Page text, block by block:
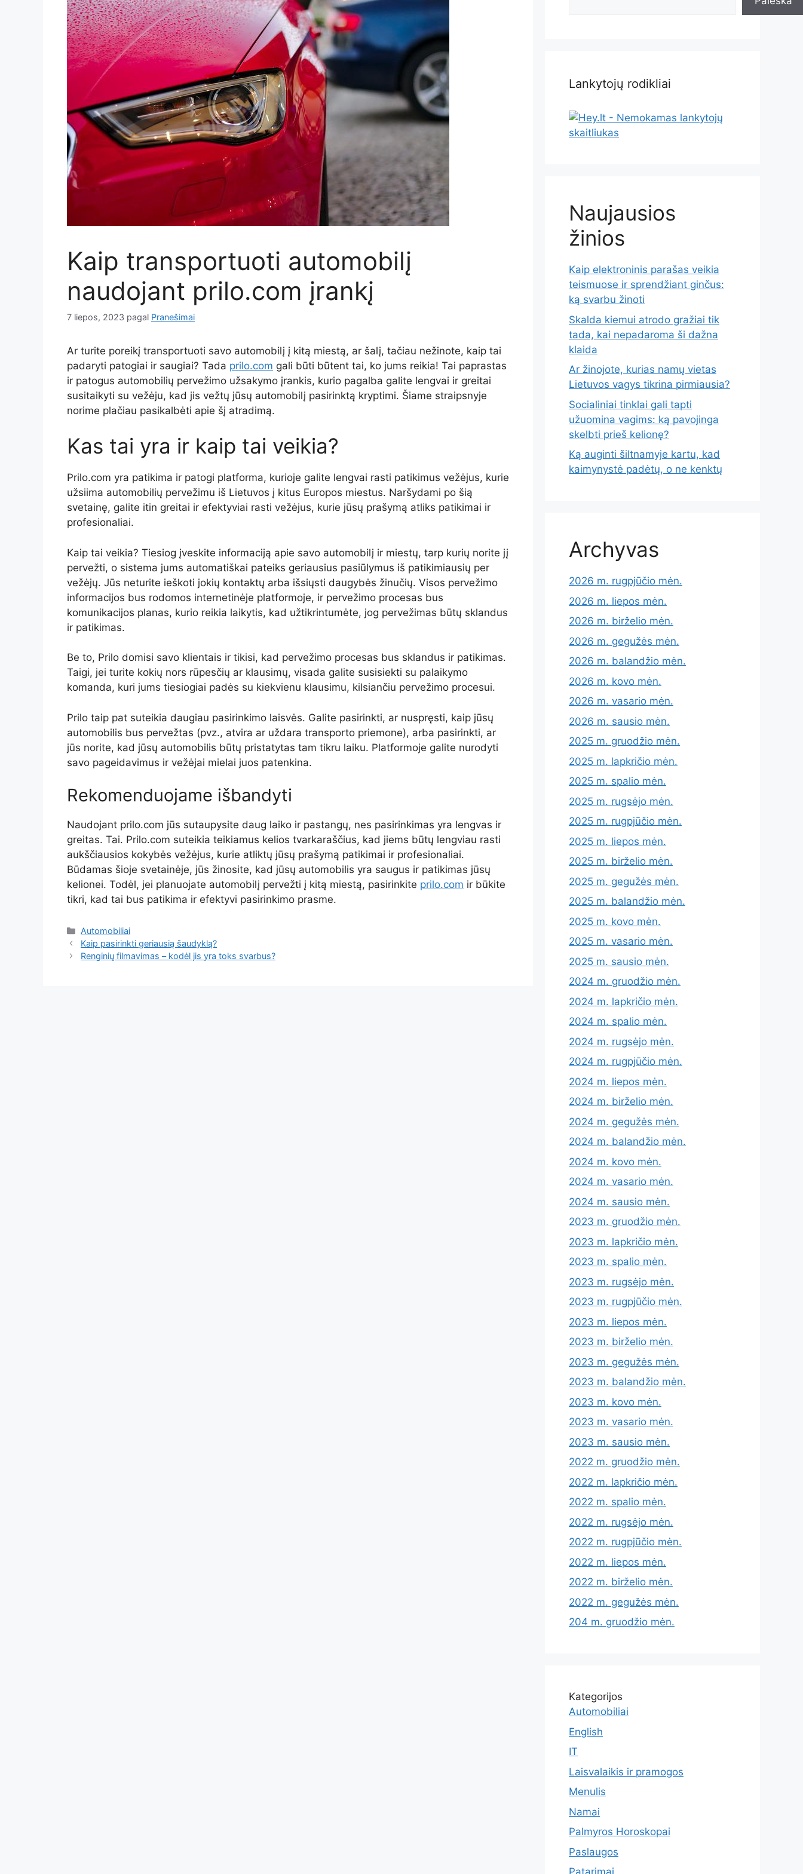
Kaip transportuoti automobilį
naudojant prilo.com įrankį
7 liepos, 2023 pagal Pranešimai
Ar turite poreikį transportuoti savo automobilį į kitą miestą, ar šalį, tačiau nežinote, kaip tai
padaryti patogiai ir saugiai? Tada prilo.com gali būti būtent tai, ko jums reikia! Tai paprastas
ir patogus automobilių pervežimo užsakymo įrankis, kurio pagalba galite lengvai ir greitai
susitaikyti su vežėju, kad jis vežtų jūsų automobilį pasirinktą kryptimi. Šiame straipsnyje
norime plačiau pasikalbėti apie šį atradimą.
Kas tai yra ir kaip tai veikia?
Prilo.com yra patikima ir patogi platforma, kurioje galite lengvai rasti patikimus vežėjus, kurie
užsiima automobilių pervežimu iš Lietuvos į kitus Europos miestus. Naršydami po šią
svetainę, galite itin greitai ir efektyviai rasti vežėjus, kurie jūsų prašymą atliks patikimai ir
profesionaliai.
Kaip tai veikia? Tiesiog įveskite informaciją apie savo automobilį ir miestų, tarp kurių norite jį
pervežti, o sistema jums automatiškai pateiks geriausius pasiūlymus iš patikimiausių per
vežėjų. Jūs neturite ieškoti jokių kontaktų arba išsiųsti daugybės žinučių. Visos pervežimo
informacijos bus rodomos internetinėje platformoje, ir pervežimo procesas bus
komunikacijos planas, kurio reikia laikytis, kad užtikrintumėte, jog pervežimas būtų sklandus
ir patikimas.
Be to, Prilo domisi savo klientais ir tikisi, kad pervežimo procesas bus sklandus ir patikimas.
Taigi, jei turite kokių nors rūpesčių ar klausimų, visada galite susisiekti su palaikymo
komanda, kuri jums tiesiogiai padės su kiekvienu klausimu, kilsiančiu pervežimo procesui.
Prilo taip pat suteikia daugiau pasirinkimo laisvės. Galite pasirinkti, ar nuspręsti, kaip jūsų
automobilis bus pervežtas (pvz., atvira ar uždara transporto priemone), arba pasirinkti, ar
jūs norite, kad jūsų automobilis būtų pristatytas tam tikru laiku. Platformoje galite nurodyti
savo pageidavimus ir vežėjai mielai juos patenkina.
Rekomenduojame išbandyti
Naudojant prilo.com jūs sutaupysite daug laiko ir pastangų, nes pasirinkimas yra lengvas ir
greitas. Tai. Prilo.com suteikia teikiamus kelios tvarkaraščius, kad jiems būtų lengviau rasti
aukščiausios kokybės vežėjus, kurie atliktų jūsų prašymą patikimai ir profesionaliai.
Būdamas šioje svetainėje, jūs žinosite, kad jūsų automobilis yra saugus ir patikimas jūsų
kelionei. Todėl, jei planuojate automobilį pervežti į kitą miestą, pasirinkite prilo.com ir būkite
tikri, kad tai bus patikima ir efektyvi pasirinkimo prasme.
Kategorijos
Automobiliai
Kaip pasirinkti geriausią šaudyklą?
Renginių filmavimas – kodėl jis yra toks svarbus?
Lankytojų rodikliai
Naujausios
žinios
Kaip elektroninis parašas veikia
teismuose ir sprendžiant ginčus:
ką svarbu žinoti
Skalda kiemui atrodo gražiai tik
tada, kai nepadaroma ši dažna
klaida
Ar žinojote, kurias namų vietas
Lietuvos vagys tikrina pirmiausia?
Socialiniai tinklai gali tapti
užuomina vagims: ką pavojinga
skelbti prieš kelionę?
Ką auginti šiltnamyje kartu, kad
kaimynystė padėtų, o ne kenktų
Archyvas
2026 m. rugpjūčio mėn.
2026 m. liepos mėn.
2026 m. birželio mėn.
2026 m. gegužės mėn.
2026 m. balandžio mėn.
2026 m. kovo mėn.
2026 m. vasario mėn.
2026 m. sausio mėn.
2025 m. gruodžio mėn.
2025 m. lapkričio mėn.
2025 m. spalio mėn.
2025 m. rugsėjo mėn.
2025 m. rugpjūčio mėn.
2025 m. liepos mėn.
2025 m. birželio mėn.
2025 m. gegužės mėn.
2025 m. balandžio mėn.
2025 m. kovo mėn.
2025 m. vasario mėn.
2025 m. sausio mėn.
2024 m. gruodžio mėn.
2024 m. lapkričio mėn.
2024 m. spalio mėn.
2024 m. rugsėjo mėn.
2024 m. rugpjūčio mėn.
2024 m. liepos mėn.
2024 m. birželio mėn.
2024 m. gegužės mėn.
2024 m. balandžio mėn.
2024 m. kovo mėn.
2024 m. vasario mėn.
2024 m. sausio mėn.
2023 m. gruodžio mėn.
2023 m. lapkričio mėn.
2023 m. spalio mėn.
2023 m. rugsėjo mėn.
2023 m. rugpjūčio mėn.
2023 m. liepos mėn.
2023 m. birželio mėn.
2023 m. gegužės mėn.
2023 m. balandžio mėn.
2023 m. kovo mėn.
2023 m. vasario mėn.
2023 m. sausio mėn.
2022 m. gruodžio mėn.
2022 m. lapkričio mėn.
2022 m. spalio mėn.
2022 m. rugsėjo mėn.
2022 m. rugpjūčio mėn.
2022 m. liepos mėn.
2022 m. birželio mėn.
2022 m. gegužės mėn.
204 m. gruodžio mėn.
Kategorijos
Automobiliai
English
IT
Laisvalaikis ir pramogos
Menulis
Namai
Palmyros Horoskopai
Paslaugos